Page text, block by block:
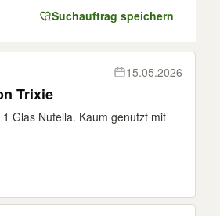
Suchauftrag speichern
15.05.2026
Trixie
Glas Nutella. Kaum genutzt mit